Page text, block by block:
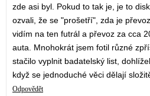
zde asi byl. Pokud to tak je, je to
ozvali, že se "prošetří", zda je
vidím na ten futrál a převoz za cca
auta. Mnohokrát jsem fotil různé
stačilo vyplnit badatelský list,
když se jednoduché věci dělají
Odpovědět